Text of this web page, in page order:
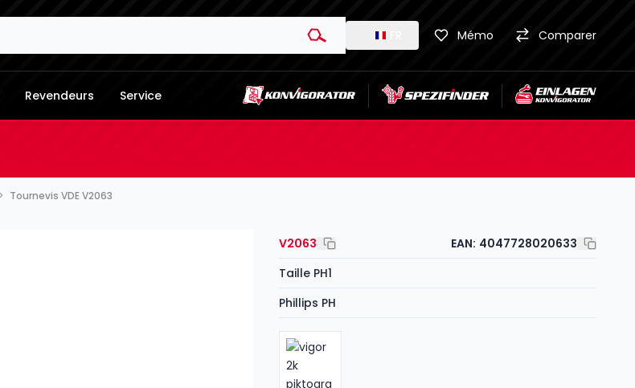
Mémo Comparer
Revendeurs Service
Tournevis VDE V2063
V2063 EAN: 4047728020633
Taille PH1
Phillips PH